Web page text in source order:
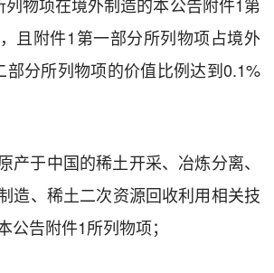
且附件1第一部分所列物项占境外
部分所列物项的价值比例达到0.1%
产于中国的稀土开采、冶炼分离、
造、稀土二次资源回收利用相关技
公告附件1所列物项；